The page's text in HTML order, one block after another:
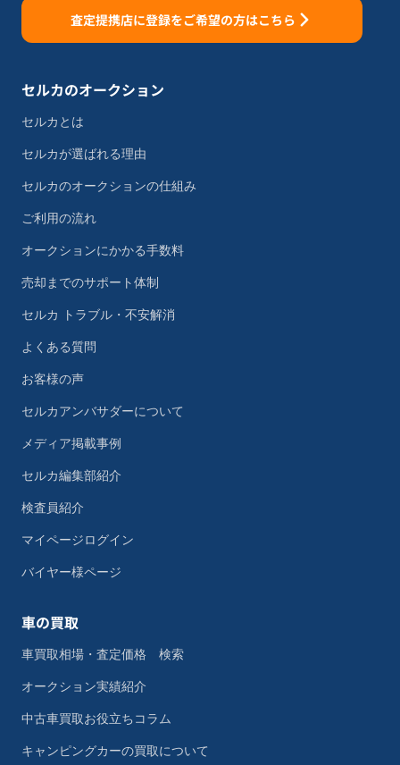
査定提携店に登録をご希望の方はこちら
セルカのオークション
セルカとは
セルカが選ばれる理由
セルカのオークションの仕組み
ご利用の流れ
オークションにかかる手数料
売却までのサポート体制
セルカ トラブル・不安解消
よくある質問
お客様の声
セルカアンバサダーについて
メディア掲載事例
セルカ編集部紹介
検査員紹介
マイページログイン
バイヤー様ページ
車の買取
車買取相場・査定価格 検索
オークション実績紹介
中古車買取お役立ちコラム
キャンピングカーの買取について